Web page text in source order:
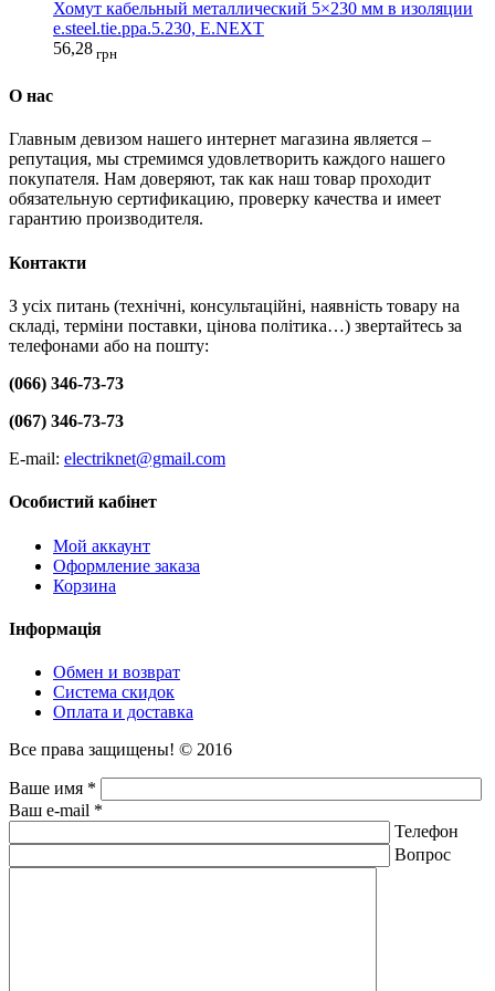
Хомут кабельный металлический 5×230 мм в изоляции
e.steel.tie.ppa.5.230, E.NEXT
56,28 грн
О нас
Главным девизом нашего интернет магазина является –
репутация, мы стремимся удовлетворить каждого нашего
покупателя. Нам доверяют, так как наш товар проходит
обязательную сертификацию, проверку качества и имеет
гарантию производителя.
Контакти
З усіх питань (технічні, консультаційні, наявність товару на
складі, терміни поставки, цінова політика…) звертайтесь за
телефонами або на пошту:
(066) 346-73-73
(067) 346-73-73
E-mail: electriknet@gmail.com
Особистий кабінет
Мой аккаунт
Оформление заказа
Корзина
Інформація
Обмен и возврат
Система скидок
Оплата и доставка
Все права защищены! © 2016
Ваше имя *
Ваш e-mail *
Телефон
Вопрос